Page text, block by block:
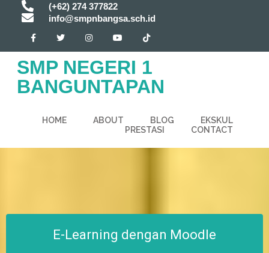
(+62) 274 377822
info@smpnbangsa.sch.id
SMP NEGERI 1
BANGUNTAPAN
HOME ABOUT BLOG
EKSKUL
PRESTASI
CONTACT
E-Learning dengan Moodle